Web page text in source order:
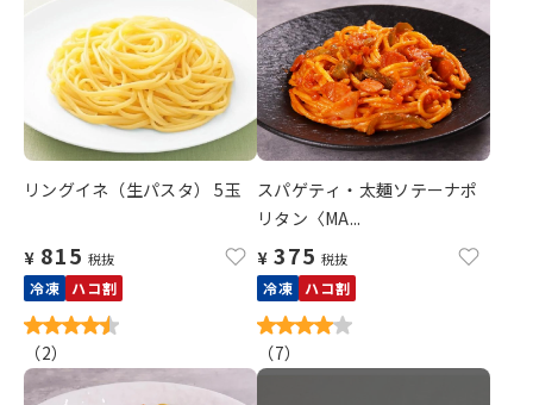
リングイネ（生パスタ） 5玉
¥ 815 税抜
冷凍 ハコ割
（2）
スパゲティ・太麺ソテーナポ
リタン〈MA...
¥ 375 税抜
冷凍 ハコ割
（7）